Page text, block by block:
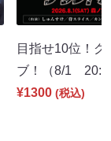
目指せ10位！
ブ！（8/1
¥1300 (税込)